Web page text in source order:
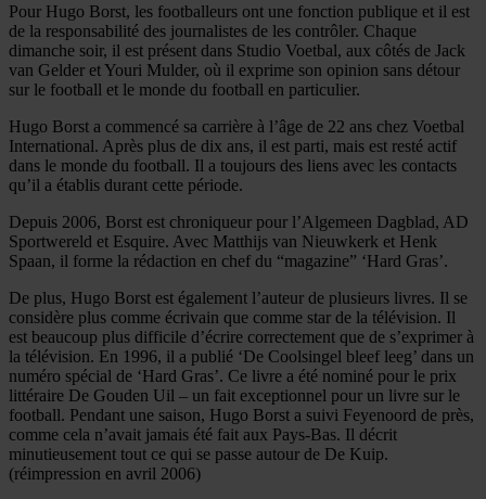
Pour Hugo Borst, les footballeurs ont une fonction publique et il est
de la responsabilité des journalistes de les contrôler. Chaque
dimanche soir, il est présent dans Studio Voetbal, aux côtés de Jack
van Gelder et Youri Mulder, où il exprime son opinion sans détour
sur le football et le monde du football en particulier.
Hugo Borst a commencé sa carrière à l’âge de 22 ans chez Voetbal
International. Après plus de dix ans, il est parti, mais est resté actif
dans le monde du football. Il a toujours des liens avec les contacts
qu’il a établis durant cette période.
Depuis 2006, Borst est chroniqueur pour l’Algemeen Dagblad, AD
Sportwereld et Esquire. Avec Matthijs van Nieuwkerk et Henk
Spaan, il forme la rédaction en chef du “magazine” ‘Hard Gras’.
De plus, Hugo Borst est également l’auteur de plusieurs livres. Il se
considère plus comme écrivain que comme star de la télévision. Il
est beaucoup plus difficile d’écrire correctement que de s’exprimer à
la télévision. En 1996, il a publié ‘De Coolsingel bleef leeg’ dans un
numéro spécial de ‘Hard Gras’. Ce livre a été nominé pour le prix
littéraire De Gouden Uil – un fait exceptionnel pour un livre sur le
football. Pendant une saison, Hugo Borst a suivi Feyenoord de près,
comme cela n’avait jamais été fait aux Pays-Bas. Il décrit
minutieusement tout ce qui se passe autour de De Kuip.
(réimpression en avril 2006)